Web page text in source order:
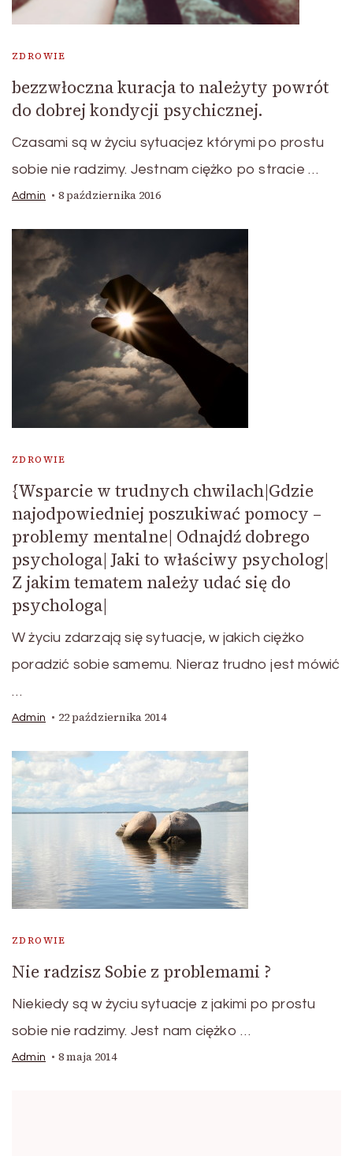
ZDROWIE
bezzwłoczna kuracja to należyty powrót
do dobrej kondycji psychicznej.
Czasami są w życiu sytuacjez którymi po prostu
sobie nie radzimy. Jestnam ciężko po stracie …
Admin 8 października 2016
ZDROWIE
{Wsparcie w trudnych chwilach|Gdzie
najodpowiedniej poszukiwać pomocy –
problemy mentalne| Odnajdź dobrego
psychologa| Jaki to właściwy psycholog|
Z jakim tematem należy udać się do
psychologa|
W życiu zdarzają się sytuacje, w jakich ciężko
poradzić sobie samemu. Nieraz trudno jest mówić
…
Admin 22 października 2014
ZDROWIE
Nie radzisz Sobie z problemami ?
Niekiedy są w życiu sytuacje z jakimi po prostu
sobie nie radzimy. Jest nam ciężko …
Admin 8 maja 2014